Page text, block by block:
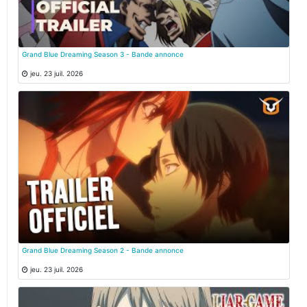
Grand Blue Dreaming Season 3 - Bande annonce
jeu. 23 juil. 2026
Grand Blue Dreaming Season 2 - Bande annonce
jeu. 23 juil. 2026